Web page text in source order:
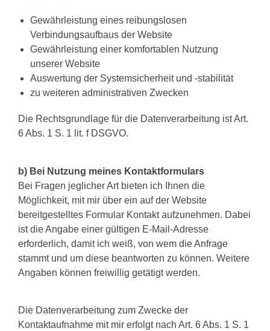
Gewährleistung eines reibungslosen
Verbindungsaufbaus der Website
Gewährleistung einer komfortablen Nutzung
unserer Website
Auswertung der Systemsicherheit und -stabilität
zu weiteren administrativen Zwecken
Die Rechtsgrundlage für die Datenverarbeitung ist Art.
6 Abs. 1 S. 1 lit. f DSGVO.
b) Bei Nutzung meines Kontaktformulars
Bei Fragen jeglicher Art bieten ich Ihnen die
Möglichkeit, mit mir über ein auf der Website
bereitgestelltes Formular Kontakt aufzunehmen. Dabei
ist die Angabe einer gültigen E-Mail-Adresse
erforderlich, damit ich weiß, von wem die Anfrage
stammt und um diese beantworten zu können. Weitere
Angaben können freiwillig getätigt werden.
Die Datenverarbeitung zum Zwecke der
Kontaktaufnahme mit mir erfolgt nach Art. 6 Abs. 1 S. 1